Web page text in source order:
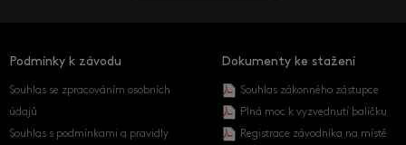
Podmínky k závodu
Souhlas se zpracováním osobních
údajů
Souhlas s podmínkami a pravidly
Dokumenty ke stažení
Souhlas zákonného zástupce
Plná moc k vyzvednutí balíčku
Registrace závodníka na místě